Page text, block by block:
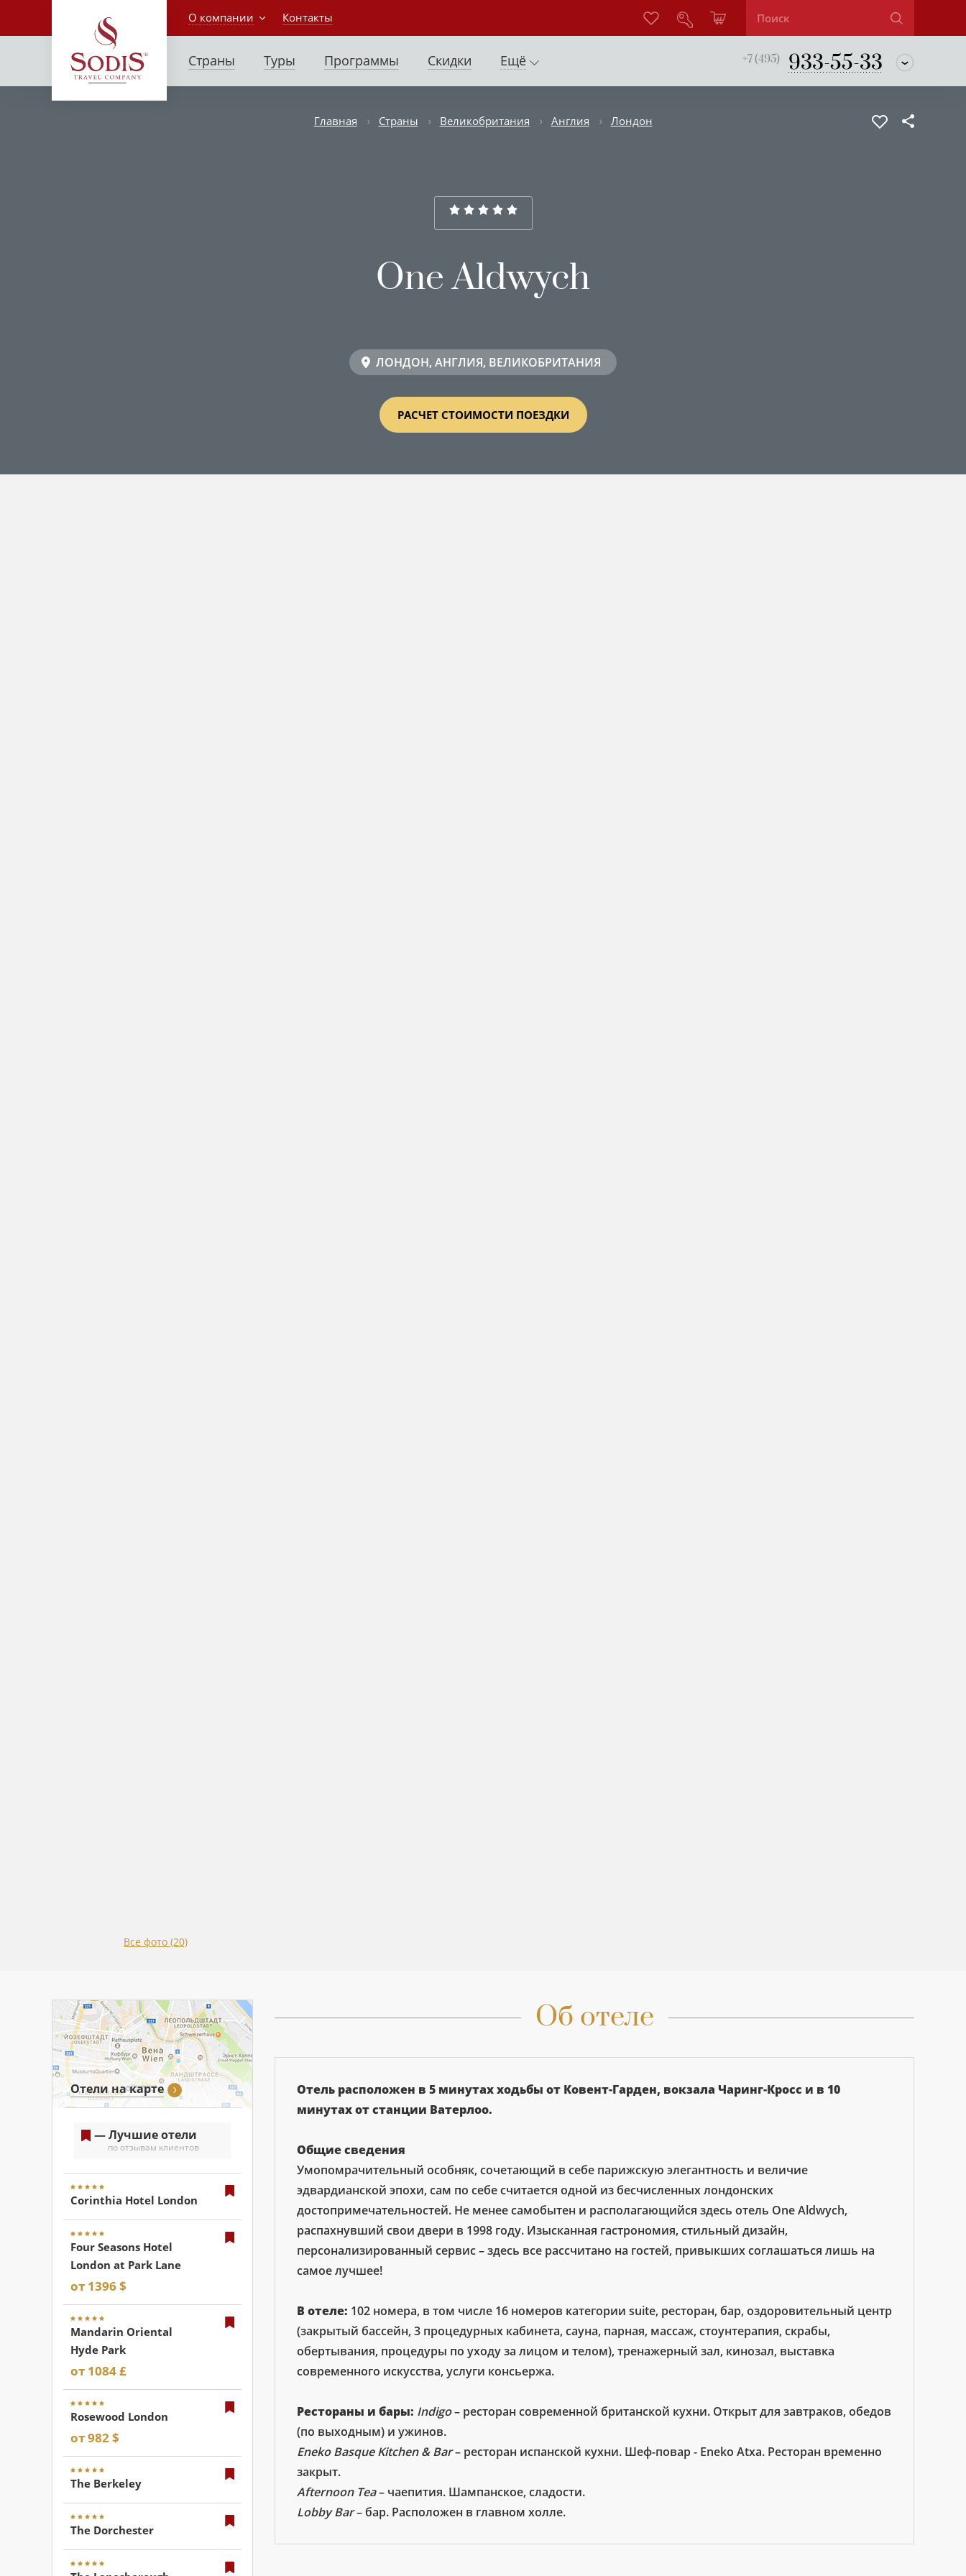
О компании Контакты
Страны Туры Программы Скидки Ещё +7 (495) 933-55-33
Главная Страны Великобритания Англия Лондон
One Aldwych
ЛОНДОН, АНГЛИЯ, ВЕЛИКОБРИТАНИЯ
РАСЧЕТ СТОИМОСТИ ПОЕЗДКИ
Все фото (20)
Отели на карте
— Лучшие отели
по отзывам клиентов
Corinthia Hotel London
Four Seasons Hotel
London at Park Lane
от 1396 $
Mandarin Oriental
Hyde Park
от 1084 £
Rosewood London
от 982 $
The Berkeley
The Dorchester
Об отеле
Отель расположен в 5 минутах ходьбы от Ковент-Гарден, вокзала Чаринг-Кросс и в 10
минутах от станции Ватерлоо.
Общие сведения
Умопомрачительный особняк, сочетающий в себе парижскую элегантность и величие
эдвардианской эпохи, сам по себе считается одной из бесчисленных лондонских
достопримечательностей. Не менее самобытен и располагающийся здесь отель One Aldwych,
распахнувший свои двери в 1998 году. Изысканная гастрономия, стильный дизайн,
персонализированный сервис – здесь все рассчитано на гостей, привыкших соглашаться лишь на
самое лучшее!
В отеле: 102 номера, в том числе 16 номеров категории suite, ресторан, бар, оздоровительный центр
(закрытый бассейн, 3 процедурных кабинета, сауна, парная, массаж, стоунтерапия, скрабы,
обертывания, процедуры по уходу за лицом и телом), тренажерный зал, кинозал, выставка
современного искусства, услуги консьержа.
Рестораны и бары: Indigo– ресторан современной британской кухни. Открыт для завтраков, обедов
(по выходным) и ужинов.
Eneko Basque Kitchen & Bar– ресторан испанской кухни. Шеф-повар - Eneko Atxa. Ресторан временно
закрыт.
Afternoon Tea– чаепития. Шампанское, сладости.
Lobby Bar– бар. Расположен в главном холле.